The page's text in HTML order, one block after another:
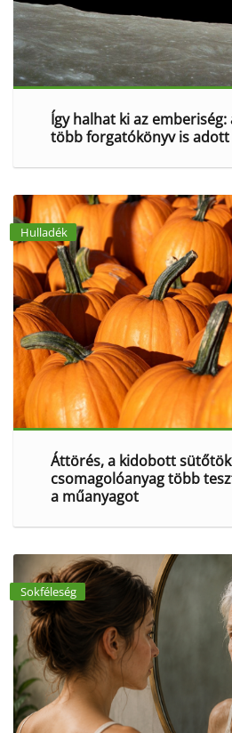
Így halhat ki az
több forgatókönyv is adott
Hulladék
Áttörés, a kidobott
csomagolóanyag több
a műanyagot
Sokféleség